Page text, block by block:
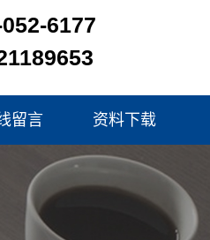
6177
留言 资料下载